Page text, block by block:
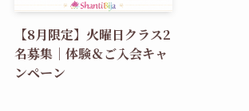
【8月限定】火曜日クラス2
名募集｜体験＆ご入会キャ
ンペーン